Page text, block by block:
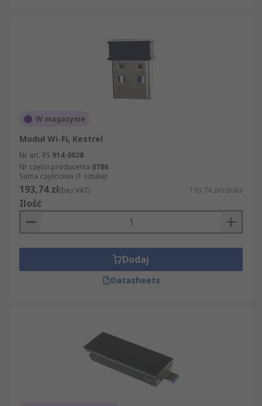
W magazynie
Moduł Wi-Fi, Kestrel
Nr art. RS 914-0028
Nr części producenta 0786
Suma częściowa (1 sztuka)
193,74 zł(bez VAT) 193,74 zł/sztuka
Ilość
Dodaj
Datasheets